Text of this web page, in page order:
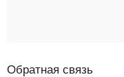
Обратная связь